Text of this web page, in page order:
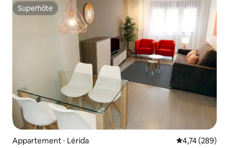
Superhôte
Superhôte
Appartement ⋅ Lérida Évaluation
4,74 (289)